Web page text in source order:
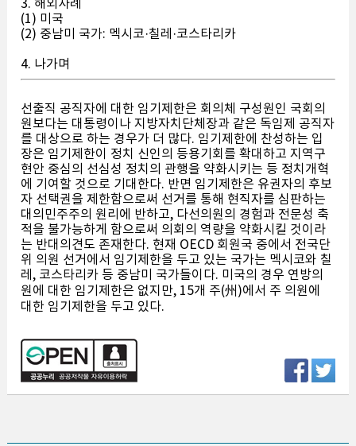
3. 해외사례
(1) 미국
(2) 중남미 국가: 멕시코·칠레·코스타리카
4. 나가며
선출직 공직자에 대한 임기제한은 회의체 구성원인 국회의
원보다는 대통령이나 지방자치단체장과 같은 독임제 공직자
를 대상으로 하는 경우가 더 많다. 임기제한에 찬성하는 입
장은 임기제한이 정치 신인의 등용기회를 확대하고 지역구
현안 중심의 선심성 정치의 관행을 약화시키는 등 정치개혁
에 기여할 것으로 기대한다. 반면 임기제한은 유권자의 후보
자 선택권을 제한함으로써 선거를 통해 현직자를 심판하는
대의민주주의 원리에 반하고, 다선의원의 경험과 전문성 축
적을 불가능하게 함으로써 의회의 역량을 약화시킬 것이라
는 반대의견도 존재한다. 현재 OECD 회원국 중에서 전국단
위 의원 선거에서 임기제한을 두고 있는 국가는 멕시코와 칠
레, 코스타리카 등 중남미 국가들이다. 미국의 경우 연방의
원에 대한 임기제한은 없지만, 15개 주(州)에서 주 의원에
대한 임기제한을 두고 있다.